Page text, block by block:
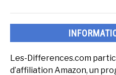
Les-Differences.com
d’affiliation Amazon, un